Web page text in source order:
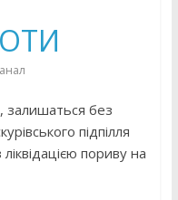
залишаться без
підпілля
пориву на